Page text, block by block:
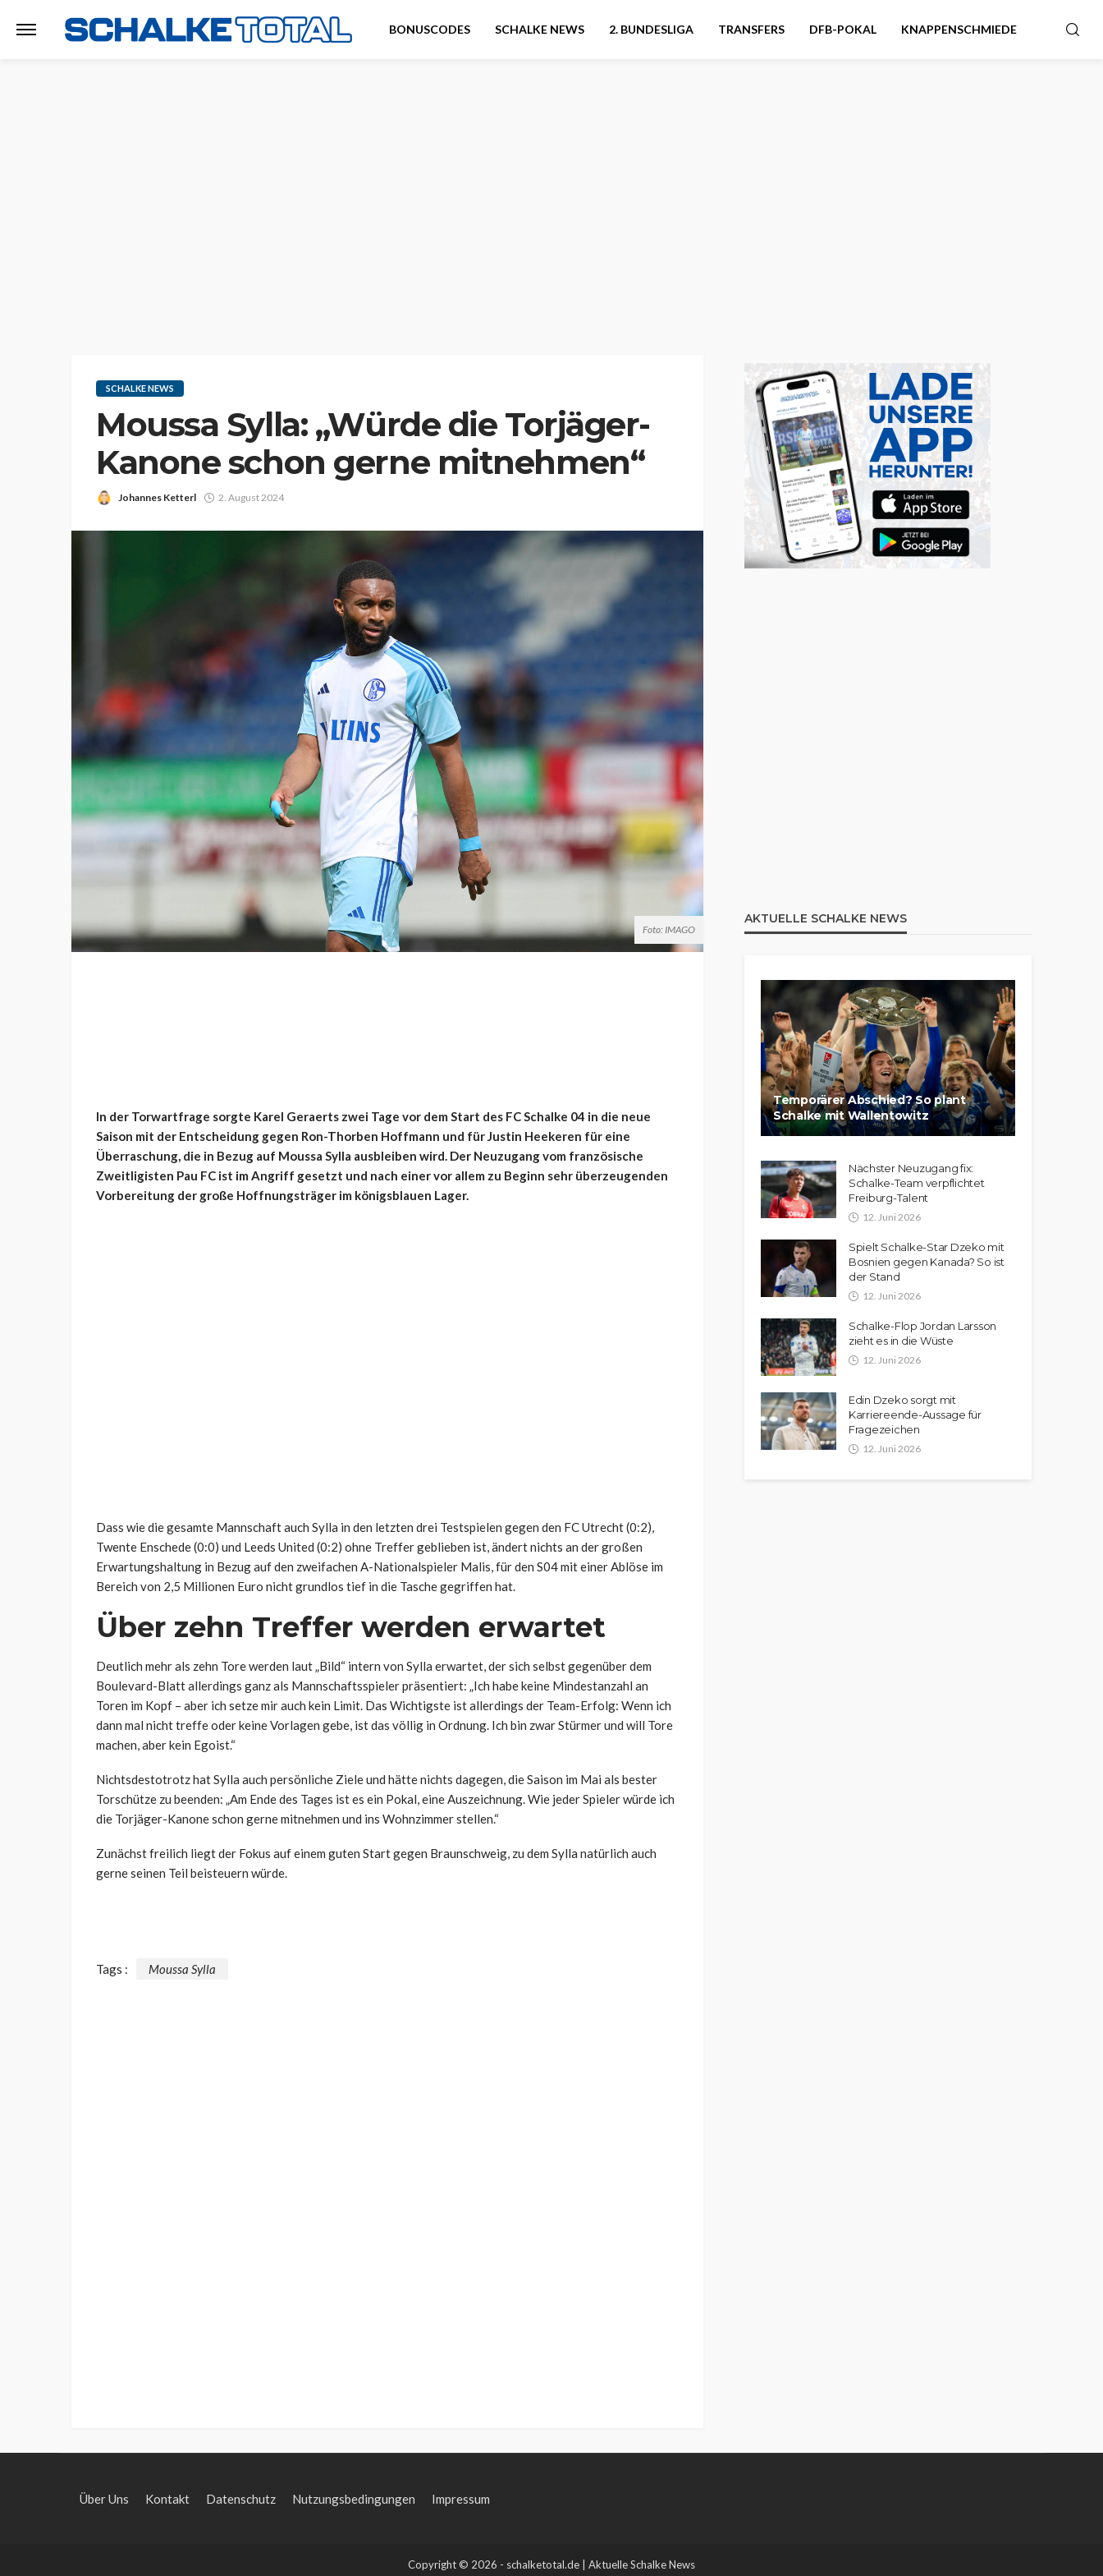
BONUSCODES SCHALKE NEWS 2. BUNDESLIGA TRANSFERS DFB-POKAL KNAPPENSCHMIEDE
SCHALKE NEWS
Moussa Sylla: „Würde die Torjäger-
Kanone schon gerne mitnehmen“
Johannes Ketterl 2. August 2024
Foto: IMAGO
In der Torwartfrage sorgte Karel Geraerts zwei Tage vor dem Start des FC Schalke 04 in die neue
Saison mit der Entscheidung gegen Ron-Thorben Hoffmann und für Justin Heekeren für eine
Überraschung, die in Bezug auf Moussa Sylla ausbleiben wird. Der Neuzugang vom französische
Zweitligisten Pau FC ist im Angriff gesetzt und nach einer vor allem zu Beginn sehr überzeugenden
Vorbereitung der große Hoffnungsträger im königsblauen Lager.
Dass wie die gesamte Mannschaft auch Sylla in den letzten drei Testspielen gegen den FC Utrecht (0:2),
Twente Enschede (0:0) und Leeds United (0:2) ohne Treffer geblieben ist, ändert nichts an der großen
Erwartungshaltung in Bezug auf den zweifachen A-Nationalspieler Malis, für den S04 mit einer Ablöse im
Bereich von 2,5 Millionen Euro nicht grundlos tief in die Tasche gegriffen hat.
Über zehn Treffer werden erwartet
Deutlich mehr als zehn Tore werden laut „Bild“ intern von Sylla erwartet, der sich selbst gegenüber dem
Boulevard-Blatt allerdings ganz als Mannschaftsspieler präsentiert: „Ich habe keine Mindestanzahl an
Toren im Kopf – aber ich setze mir auch kein Limit. Das Wichtigste ist allerdings der Team-Erfolg: Wenn ich
dann mal nicht treffe oder keine Vorlagen gebe, ist das völlig in Ordnung. Ich bin zwar Stürmer und will Tore
machen, aber kein Egoist.“
Nichtsdestotrotz hat Sylla auch persönliche Ziele und hätte nichts dagegen, die Saison im Mai als bester
Torschütze zu beenden: „Am Ende des Tages ist es ein Pokal, eine Auszeichnung. Wie jeder Spieler würde ich
die Torjäger-Kanone schon gerne mitnehmen und ins Wohnzimmer stellen.“
Zunächst freilich liegt der Fokus auf einem guten Start gegen Braunschweig, zu dem Sylla natürlich auch
gerne seinen Teil beisteuern würde.
Tags : Moussa Sylla
AKTUELLE SCHALKE NEWS
Temporärer Abschied? So plant
Schalke mit Wallentowitz
Nächster Neuzugang fix:
Schalke-Team verpflichtet
Freiburg-Talent
12. Juni 2026
Spielt Schalke-Star Dzeko mit
Bosnien gegen Kanada? So ist
der Stand
12. Juni 2026
Schalke-Flop Jordan Larsson
zieht es in die Wüste
12. Juni 2026
Edin Dzeko sorgt mit
Karriereende-Aussage für
Fragezeichen
12. Juni 2026
Über Uns Kontakt Datenschutz Nutzungsbedingungen Impressum
Copyright © 2026 - schalketotal.de | Aktuelle Schalke News